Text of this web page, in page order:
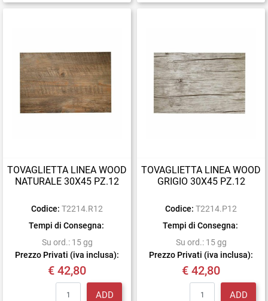
TOVAGLIETTA LINEA WOOD
NATURALE 30X45 PZ.12
Codice: T2214.R12
Tempi di Consegna:
Su ord.: 15 gg
Prezzo Privati (iva inclusa):
€ 42,80
ADD
TOVAGLIETTA LINEA WOOD
GRIGIO 30X45 PZ.12
Codice: T2214.P12
Tempi di Consegna:
Su ord.: 15 gg
Prezzo Privati (iva inclusa):
€ 42,80
ADD